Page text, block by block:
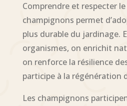
Comprendre et respecter
champignons permet
plus durable du jardinage.
organismes, on enrichit
on renforce la résilience
participe à la régénération
Les champignons